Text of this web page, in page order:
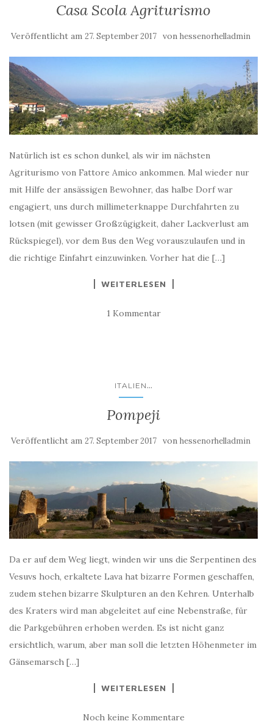
Casa Scola Agriturismo
Veröffentlicht am 27. September 2017 von hessenorhelladmin
Natürlich ist es schon dunkel, als wir im nächsten
Agriturismo von Fattore Amico ankommen. Mal wieder nur
mit Hilfe der ansässigen Bewohner, das halbe Dorf war
engagiert, uns durch millimeterknappe Durchfahrten zu
lotsen (mit gewisser Großzügigkeit, daher Lackverlust am
Rückspiegel), vor dem Bus den Weg vorauszulaufen und in
die richtige Einfahrt einzuwinken. Vorher hat die […]
WEITERLESEN
1 Kommentar
ITALIEN ...
Pompeji
Veröffentlicht am 27. September 2017 von hessenorhelladmin
Da er auf dem Weg liegt, winden wir uns die Serpentinen des
Vesuvs hoch, erkaltete Lava hat bizarre Formen geschaffen,
zudem stehen bizarre Skulpturen an den Kehren. Unterhalb
des Kraters wird man abgeleitet auf eine Nebenstraße, für
die Parkgebühren erhoben werden. Es ist nicht ganz
ersichtlich, warum, aber man soll die letzten Höhenmeter im
Gänsemarsch […]
WEITERLESEN
Noch keine Kommentare